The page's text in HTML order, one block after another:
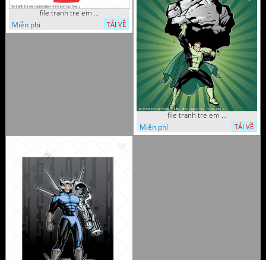
file tranh tre em nguoi nhen mam non tieu hoc 1
Miễn phí
TẢI VỀ
file tranh tre em mam non tieu hoc supper man toi thuong 35
Miễn phí
TẢI VỀ